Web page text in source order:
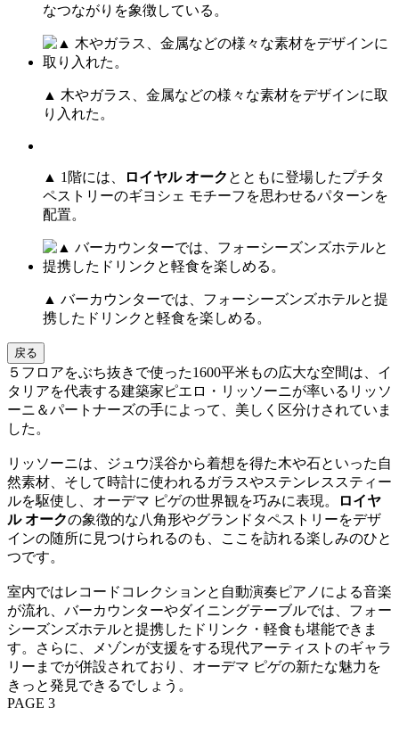
なつながりを象徴している。
▲ 木やガラス、金属などの様々な素材をデザインに取
り入れた。
▲ 1階には、 ロイヤル オーク とともに登場したプチタ
ペストリーのギヨシェ モチーフを思わせるパターンを
配置。
▲ バーカウンターでは、フォーシーズンズホテルと提
携したドリンクと軽食を楽しめる。
戻る
５フロアをぶち抜きで使った1600平米もの広大な空間は、イ
タリアを代表する建築家ピエロ・リッソーニが率いるリッソ
ーニ＆パートナーズの手によって、美しく区分けされていま
した。
リッソーニは、ジュウ渓谷から着想を得た木や石といった自
然素材、そして時計に使われるガラスやステンレススティー
ルを駆使し、オーデマ ピゲの世界観を巧みに表現。
ロイヤ
ル オークの象徴的な八角形やグランドタペストリーをデザ
インの随所に見つけられるのも、ここを訪れる楽しみのひと
つです。
室内ではレコードコレクションと自動演奏ピアノによる音楽
が流れ、バーカウンターやダイニングテーブルでは、フォー
シーズンズホテルと提携したドリンク・軽食も堪能できま
す。さらに、メゾンが支援をする現代アーティストのギャラ
リーまでが併設されており、オーデマ ピゲの新たな魅力を
きっと発見できるでしょう。
PAGE 3